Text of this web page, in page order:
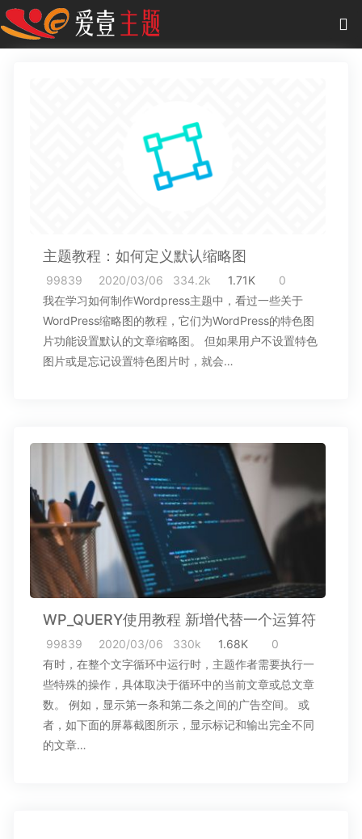
主题教程：如何定义默认缩略图
99839 2020/03/06 334.2k 1.71K
0
我在学习如何制作Wordpress主题中，看过一些关于
WordPress缩略图的教程，它们为WordPress的特色图
片功能设置默认的文章缩略图。 但如果用户不设置特色
图片或是忘记设置特色图片时，就会…
WP_QUERY使用教程 新增代替一个运算符
99839 2020/03/06 330k 1.68K
0
有时，在整个文字循环中运行时，主题作者需要执行一
些特殊的操作，具体取决于循环中的当前文章或总文章
数。 例如，显示第一条和第二条之间的广告空间。 或
者，如下面的屏幕截图所示，显示标记和输出完全不同
的文章…